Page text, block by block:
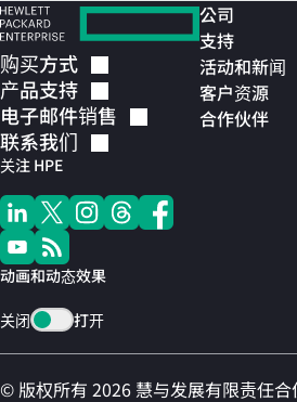
购买方式
产品支持
电子邮件销售
联系我们
关注 HPE
动画和动态效果
关闭 打开
公司
支持
活动和新闻
客户资源
合作伙伴
© 版权所有 2026 慧与发展有限责任合